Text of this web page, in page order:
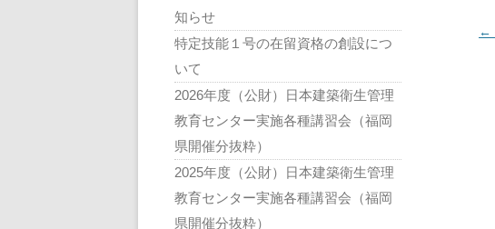
投
←
知らせ
特定技能１号の在留資格の創設につ
いて
2026年度（公財）日本建築衛生管理
教育センター実施各種講習会（福岡
県開催分抜粋）
2025年度（公財）日本建築衛生管理
教育センター実施各種講習会（福岡
県開催分抜粋）